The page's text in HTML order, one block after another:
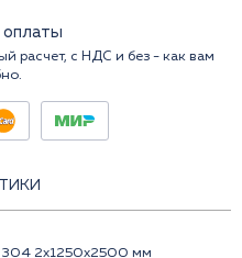
расчет, с НДС и без - как вам
304 2x1250x2500 мм